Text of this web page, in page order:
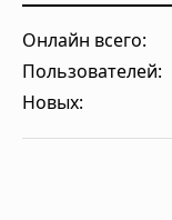
Онлайн всего:
Пользователей:
Новых: